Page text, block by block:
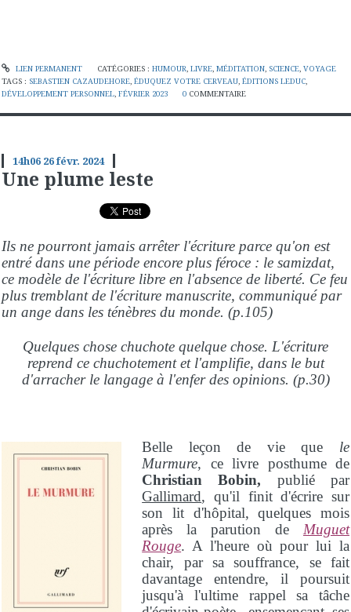
LIEN PERMANENT CATÉGORIES : HUMOUR, LIVRE, MÉDITATION, SCIENCE, VOYAGE
TAGS : SEBASTIEN CAZAUDEHORE, ÉDUQUEZ VOTRE CERVEAU, ÉDITIONS LEDUC,
DÉVELOPPEMENT PERSONNEL, FÉVRIER 2023 0 COMMENTAIRE
14h06 26févr. 2024
Une plume leste
Ils ne pourront jamais arrêter l'écriture parce qu'on est
entré dans une période encore plus féroce : le samizdat,
ce modèle de l'écriture libre en l'absence de liberté. Ce feu
plus tremblant de l'écriture manuscrite, communiqué par
un ange dans les ténèbres du monde. (p.105)
Quelques chose chuchote quelque chose. L'écriture
reprend ce chuchotement et l'amplifie, dans le but
d'arracher le langage à l'enfer des opinions. (p.30)
Belle leçon de vie que le
Murmure, ce livre posthume de
Christian Bobin, publié par
Gallimard, qu'il finit d'écrire sur
son lit d'hôpital, quelques mois
après la parution de
Muguet
Rouge. A l'heure où pour lui la
chair, par sa souffrance, se fait
davantage entendre, il poursuit
jusqu'à l'ultime rappel sa tâche